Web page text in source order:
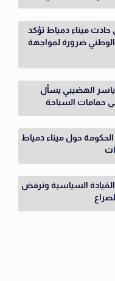
ميناء دمياط تؤكد
ضرورة لمواجهة
ياسر الهضيبي يسأل
حمامات السباحة
حول ميناء دمياط
القيادة السياسية ونرفض